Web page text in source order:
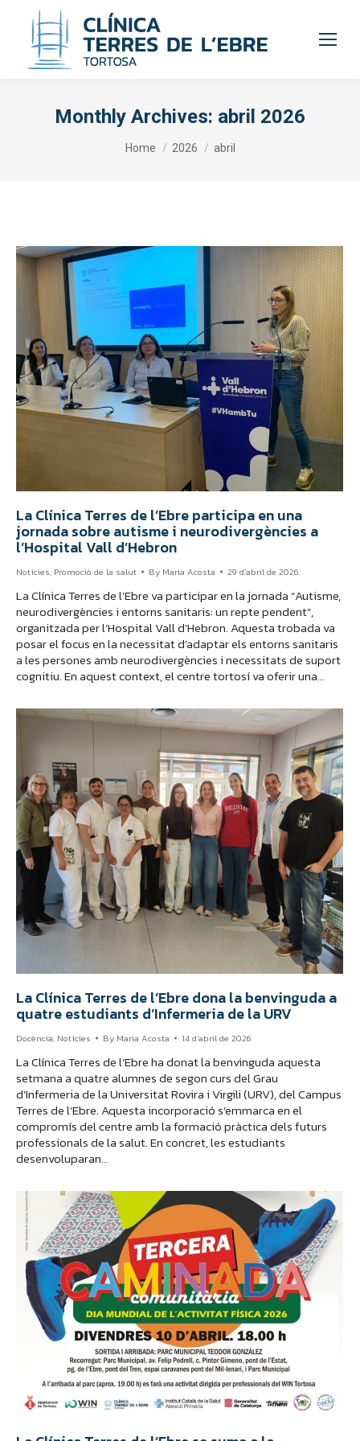
Monthly Archives: abril 2026
Home 2026 abril
La Clínica Terres de l’Ebre participa en una
jornada sobre autisme i neurodivergències a
l’Hospital Vall d’Hebron
Notícies, Promoció de la salut By Maria Acosta 29 d'abril de 2026
La Clínica Terres de l’Ebre va participar en la jornada “Autisme,
neurodivergències i entorns sanitaris: un repte pendent”,
organitzada per l’Hospital Vall d’Hebron. Aquesta trobada va
posar el focus en la necessitat d’adaptar els entorns sanitaris
a les persones amb neurodivergències i necessitats de suport
cognitiu. En aquest context, el centre tortosí va oferir una…
La Clínica Terres de l’Ebre dona la benvinguda a
quatre estudiants d’Infermeria de la URV
Docència, Notícies By Maria Acosta 14 d'abril de 2026
La Clínica Terres de l’Ebre ha donat la benvinguda aquesta
setmana a quatre alumnes de segon curs del Grau
d’Infermeria de la Universitat Rovira i Virgili (URV), del Campus
Terres de l’Ebre. Aquesta incorporació s’emmarca en el
compromís del centre amb la formació pràctica dels futurs
professionals de la salut. En concret, les estudiants
desenvoluparan…